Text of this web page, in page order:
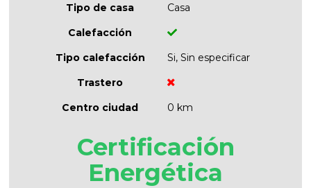
Tipo de casa
Casa
Calefacción
Tipo calefacción
Si, Sin especificar
Trastero
Centro ciudad
0 km
Certificación
Energética